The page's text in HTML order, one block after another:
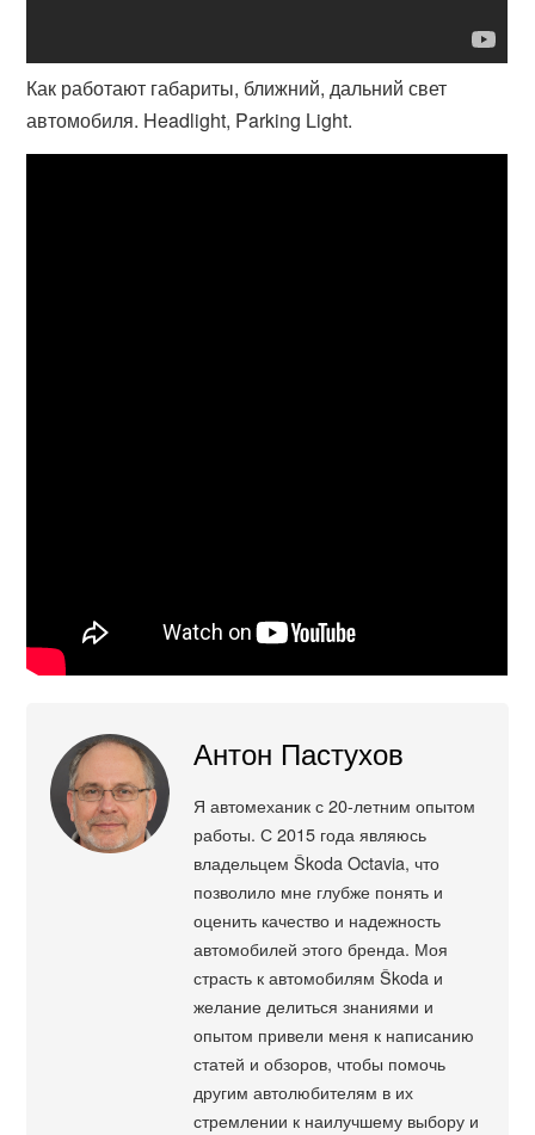
Как работают габариты, ближний, дальний свет
автомобиля. Headlight, Parking Light.
Антон Пастухов
Я автомеханик с 20-летним опытом
работы. С 2015 года являюсь
владельцем Škoda Octavia, что
позволило мне глубже понять и
оценить качество и надежность
автомобилей этого бренда. Моя
страсть к автомобилям Škoda и
желание делиться знаниями и
опытом привели меня к написанию
статей и обзоров, чтобы помочь
другим автолюбителям в их
стремлении к наилучшему выбору и